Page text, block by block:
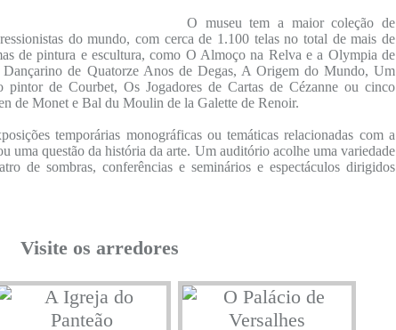
O museu tem a maior coleção de
do mundo, com cerca de 1.100 telas no total de mais de
de pintura e escultura, como O Almoço na Relva e a Olympia de
de Quatorze Anos de Degas, A Origem do Mundo, Um
de Courbet, Os Jogadores de Cartas de Cézanne ou cinco
de Monet e Bal du Moulin de la Galette de Renoir.
temporárias monográficas ou temáticas relacionadas com a
uma questão da história da arte. Um auditório acolhe uma variedade
de sombras, conferências e seminários e espectáculos dirigidos
Visite os arredores